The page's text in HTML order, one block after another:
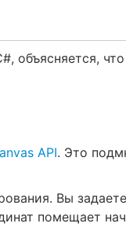
объясняется,
API. Это
Вы
помещает